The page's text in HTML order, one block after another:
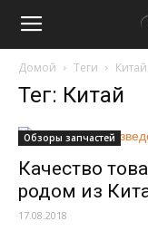
Домой Теги Китай
Тег: Китай
Обзоры запчастей
Качество
родом из
17.08.2018